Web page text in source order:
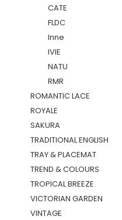
CATE
FLDC
Inne
IVIE
NATU
RMR
ROMANTIC LACE
ROYALE
SAKURA
TRADITIONAL ENGLISH
TRAY & PLACEMAT
TREND & COLOURS
TROPICAL BREEZE
VICTORIAN GARDEN
VINTAGE